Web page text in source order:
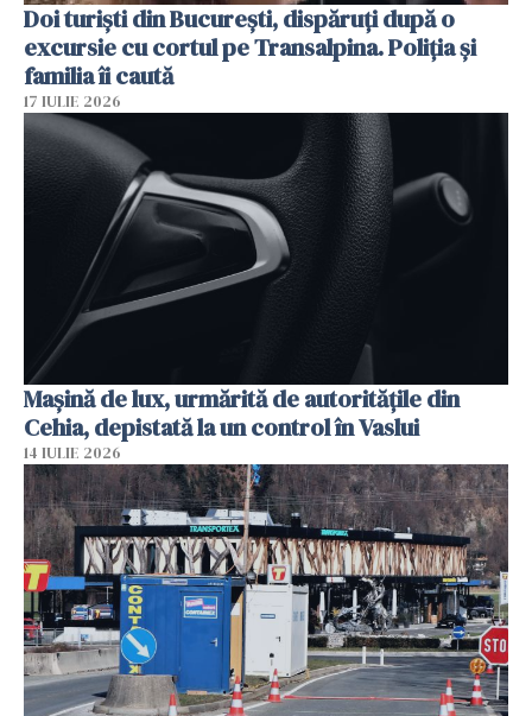
Doi turiști din București, dispăruți după o
excursie cu cortul pe Transalpina. Poliția și
familia îi caută
17 IULIE 2026
Mașină de lux, urmărită de autoritățile din
Cehia, depistată la un control în Vaslui
14 IULIE 2026